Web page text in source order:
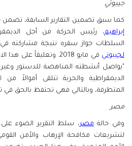
جيبوتي
كما سبق تضمين التقارير السابقة، تضمن تقرير
إبراهيم، رئيس الحركة من أجل
السلطات جواز سفره نتيجة مشاركته
لجيبوتي
في مايو 2018. وتعليقاً
"يواصل أنشطته المناهضة للدستور وغير
الديمقراطية والحرية تتلقى أموالاً
المتطرفة، وبالتالي فهي تحتفظ بالحق في
مصر
وفي حالةمصر، سلط التقرير الضوء
لتشريعات مكافحة الإرهاب والأمن